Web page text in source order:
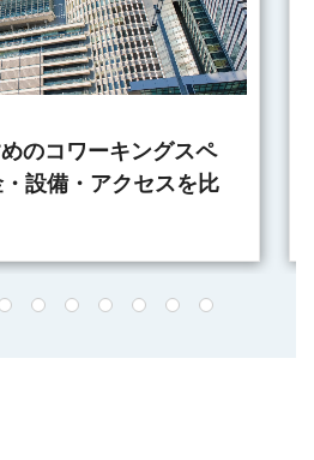
のコワーキングスペ
設備・アクセスを比